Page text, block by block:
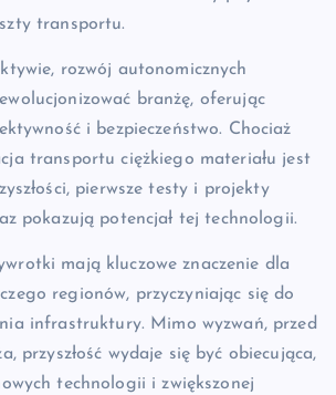
transportu.
rozwój autonomicznych
branżę, oferując
i bezpieczeństwo. Chociaż
transportu ciężkiego materiału jest
pierwsze testy i projekty
pokazują potencjał tej technologii.
mają kluczowe znaczenie dla
regionów, przyczyniając się do
infrastruktury. Mimo wyzwań, przed
przyszłość wydaje się być obiecująca,
technologii i zwiększonej